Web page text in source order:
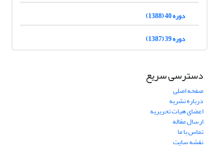
دوره 40 (1388)
دوره 39 (1387)
دسترسی سریع
صفحه اصلی
درباره نشریه
اعضای هیات تحریریه
ارسال مقاله
تماس با ما
نقشه سایت